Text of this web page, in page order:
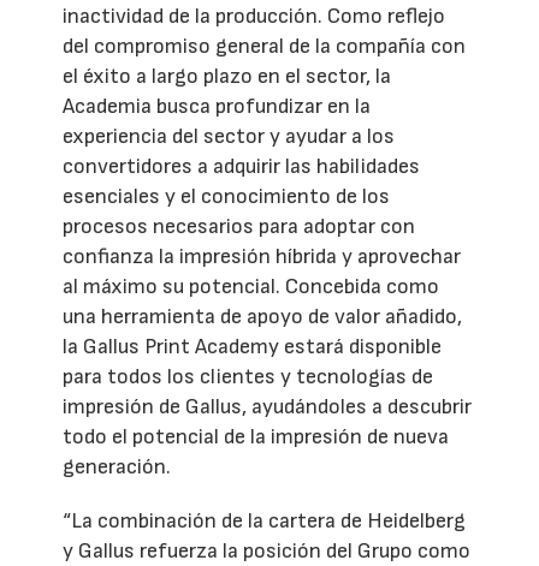
inactividad de la producción. Como reflejo
del compromiso general de la compañía con
el éxito a largo plazo en el sector, la
Academia busca profundizar en la
experiencia del sector y ayudar a los
convertidores a adquirir las habilidades
esenciales y el conocimiento de los
procesos necesarios para adoptar con
confianza la impresión híbrida y aprovechar
al máximo su potencial. Concebida como
una herramienta de apoyo de valor añadido,
la Gallus Print Academy estará disponible
para todos los clientes y tecnologías de
impresión de Gallus, ayudándoles a descubrir
todo el potencial de la impresión de nueva
generación.
“La combinación de la cartera de Heidelberg
y Gallus refuerza la posición del Grupo como